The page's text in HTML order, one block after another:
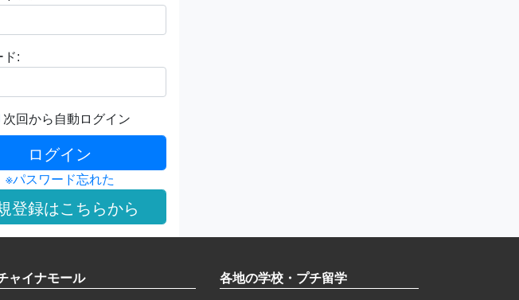
ド:
次回から自動ログイン
※パスワード忘れた
ャイナモール 各地の学校・プチ留学